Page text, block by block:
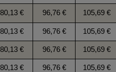
80,13 € 96,76 € 105,69 €
80,13 € 96,76 € 105,69 €
80,13 € 96,76 € 105,69 €
80,13 € 96,76 € 105,69 €